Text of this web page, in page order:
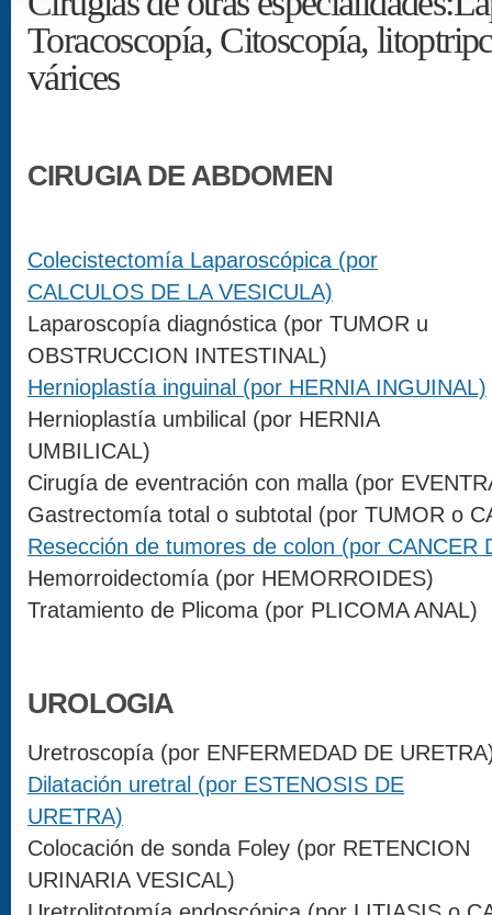
Toracoscopía, Citoscopía,
várices
CIRUGIA DE ABDOMEN
Colecistectomía Laparoscópica (por
CALCULOS DE LA VESICULA)
Laparoscopía diagnóstica (por TUMOR u
OBSTRUCCION INTESTINAL)
Hernioplastía inguinal (por HERNIA INGUINAL)
Hernioplastía umbilical (por HERNIA
UMBILICAL)
Cirugía de eventración con malla (por
Gastrectomía total o subtotal (por TUMOR o
Resección de tumores de colon (por CANCER
Hemorroidectomía (por HEMORROIDES)
Tratamiento de Plicoma (por PLICOMA ANAL)
UROLOGIA
Uretroscopía (por ENFERMEDAD DE
Dilatación uretral (por ESTENOSIS DE
URETRA)
Colocación de sonda Foley (por RETENCION
URINARIA VESICAL)